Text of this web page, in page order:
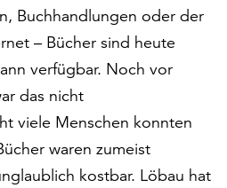
Buchhandlungen oder der
– Bücher sind heute
verfügbar. Noch vor
das nicht
viele Menschen konnten
waren zumeist
kostbar. Löbau hat